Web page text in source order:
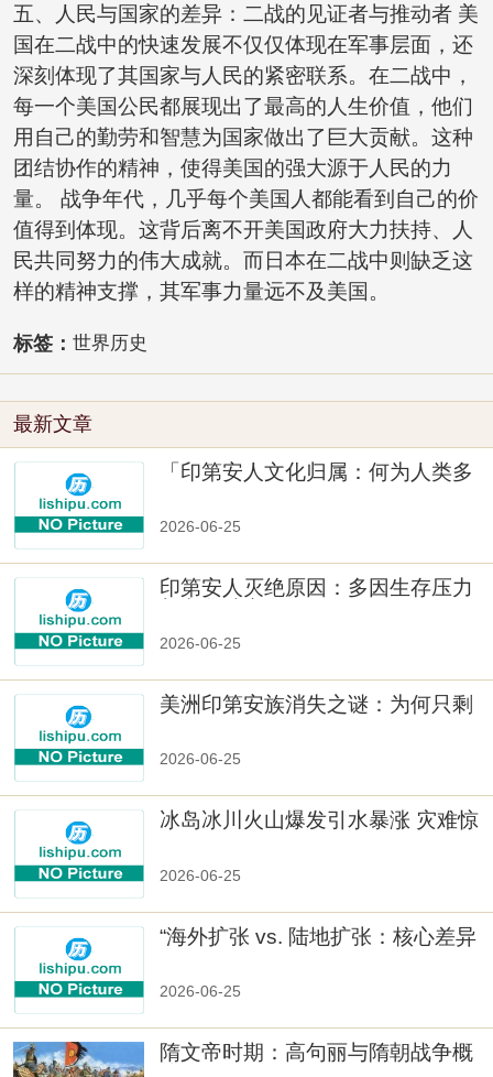
五、人民与国家的差异：二战的见证者与推动者 美
国在二战中的快速发展不仅仅体现在军事层面，还
深刻体现了其国家与人民的紧密联系。在二战中，
每一个美国公民都展现出了最高的人生价值，他们
用自己的勤劳和智慧为国家做出了巨大贡献。这种
团结协作的精神，使得美国的强大源于人民的力
量。 战争年代，几乎每个美国人都能看到自己的价
值得到体现。这背后离不开美国政府大力扶持、人
民共同努力的伟大成就。而日本在二战中则缺乏这
样的精神支撑，其军事力量远不及美国。
标签： 世界历史
最新文章
「印第安人文化归属：何为人类多
2026-06-25
印第安人灭绝原因：多因生存压力
2026-06-25
美洲印第安族消失之谜：为何只剩
2026-06-25
冰岛冰川火山爆发引水暴涨 灾难惊
2026-06-25
“海外扩张 vs. 陆地扩张：核心差异
2026-06-25
隋文帝时期：高句丽与隋朝战争概